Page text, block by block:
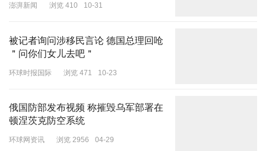
澎湃新闻 浏览 410 10-31
被记者询问涉移民言论 德国总理回呛
＂问你们女儿去吧＂
环球时报国际 浏览 471 10-23
俄国防部发布视频 称摧毁乌军部署在
顿涅茨克防空系统
环球网资讯 浏览 2956 04-29